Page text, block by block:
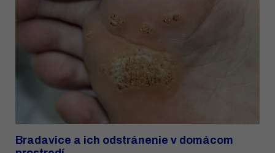
Bradavice a ich odstránenie v domácom